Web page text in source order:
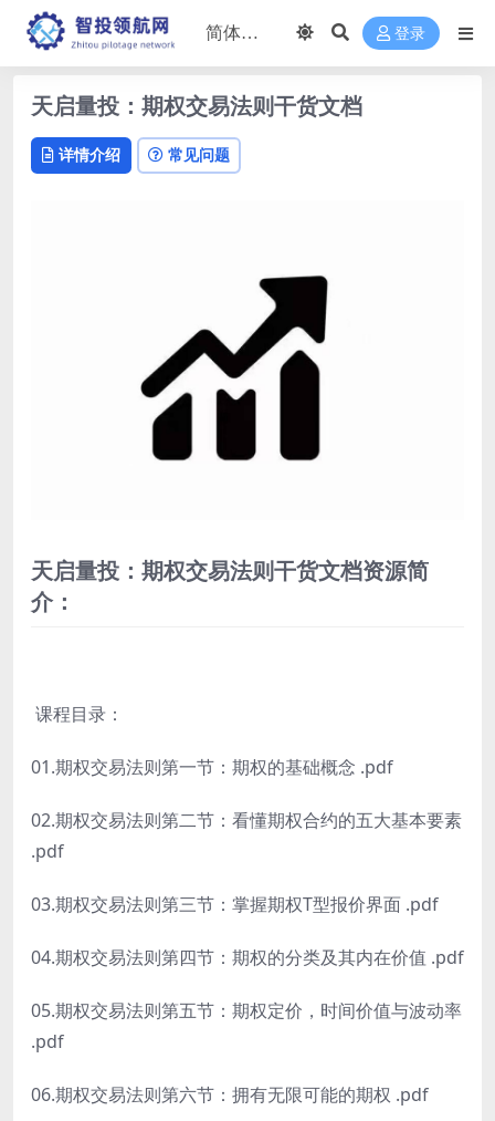
登录
天启量投：期权交易法则干货文档
详情介绍 常见问题
天启量投：期权交易法则干货文档资源简
介：
课程目录：
01.期权交易法则第一节：期权的基础概念 .pdf
02.期权交易法则第二节：看懂期权合约的五大基本要素
.pdf
03.期权交易法则第三节：掌握期权T型报价界面 .pdf
04.期权交易法则第四节：期权的分类及其内在价值 .pdf
05.期权交易法则第五节：期权定价，时间价值与波动率
.pdf
06.期权交易法则第六节：拥有无限可能的期权 .pdf